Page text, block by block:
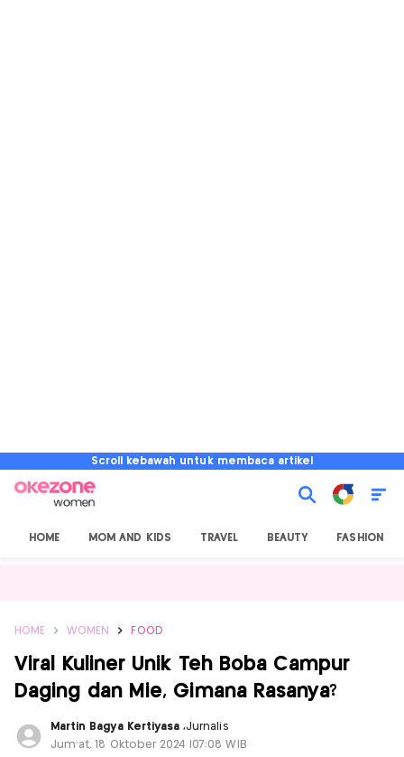
Scroll kebawah untuk membaca artikel
HOME MOM AND KIDS TRAVEL BEAUTY FASHION
HOME WOMEN FOOD
Viral Kuliner Unik Teh Boba Campur
Daging dan Mie, Gimana Rasanya?
Martin Bagya Kertiyasa,Jurnalis
Jum'at, 18 Oktober 2024 |07:08 WIB